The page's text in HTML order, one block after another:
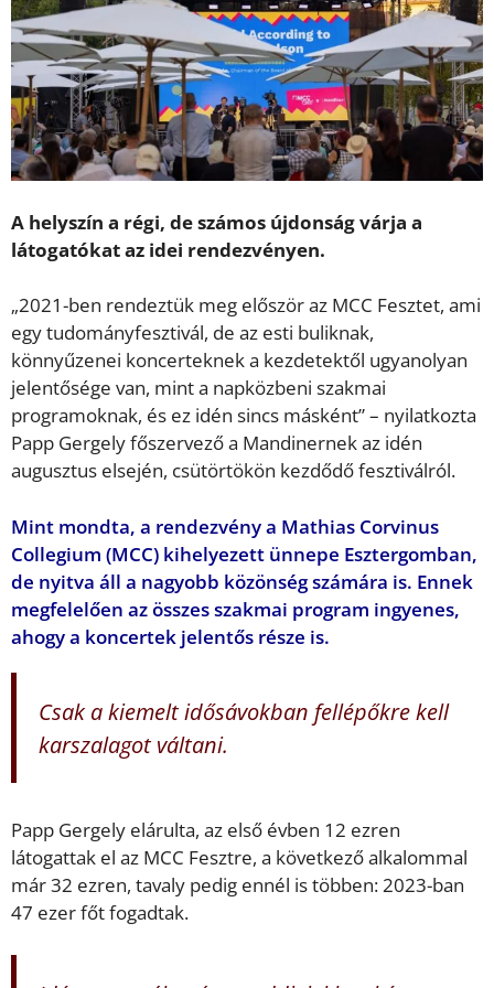
A helyszín a régi, de számos újdonság várja a
látogatókat az idei rendezvényen.
„2021-ben rendeztük meg először az MCC Fesztet, ami
egy tudományfesztivál, de az esti buliknak,
könnyűzenei koncerteknek a kezdetektől ugyanolyan
jelentősége van, mint a napközbeni szakmai
programoknak, és ez idén sincs másként” – nyilatkozta
Papp Gergely főszervező a Mandinernek az idén
augusztus elsején, csütörtökön kezdődő fesztiválról.
Mint mondta, a rendezvény a Mathias Corvinus
Collegium (MCC) kihelyezett ünnepe Esztergomban,
de nyitva áll a nagyobb közönség számára is. Ennek
megfelelően az összes szakmai program ingyenes,
ahogy a koncertek jelentős része is.
Csak a kiemelt idősávokban fellépőkre kell
karszalagot váltani.
Papp Gergely elárulta, az első évben 12 ezren
látogattak el az MCC Fesztre, a következő alkalommal
már 32 ezren, tavaly pedig ennél is többen: 2023-ban
47 ezer főt fogadtak.